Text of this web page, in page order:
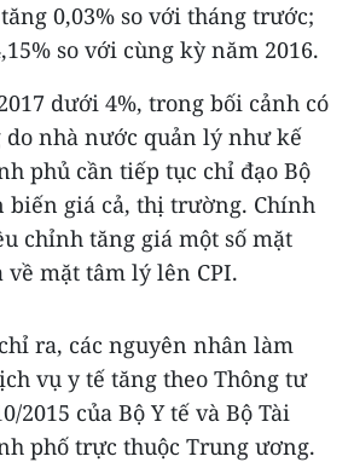
0,03% so với tháng trước;
so với cùng kỳ năm 2016.
dưới 4%, trong bối cảnh có
do nhà nước quản lý như kế
phủ cần tiếp tục chỉ đạo Bộ
biến giá cả, thị trường. Chính
chỉnh tăng giá một số mặt
mặt tâm lý lên CPI.
ra, các nguyên nhân làm
vụ y tế tăng theo Thông tư
2015 của Bộ Y tế và Bộ Tài
phố trực thuộc Trung ương.